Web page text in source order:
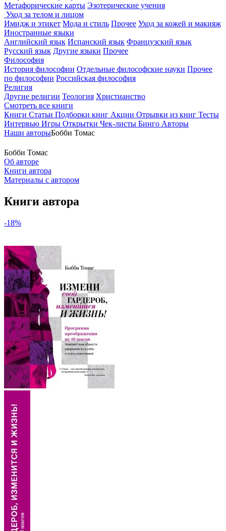
Метафорические карты Эзотерические учения
Уход за телом и лицом
Имидж и этикет Мода и стиль Прочее Уход за кожей и макияж
Иностранные языки
Английский язык Испанский язык Французский язык
Русский язык Другие языки Прочее
Философия
История философии Отдельные философские науки Прочее
по философии Российская философия
Религия
Другие религии Теология Христианство
Смотреть все книги
Книги Статьи Подборки книг Акции Отрывки из книг Тесты
Интервью Игры Открытки Чек-листы Бинго Авторы
Наши авторыБобби Томас
Бобби Томас
Об авторе
Книги автора
Материалы с автором
Книги автора
-18%